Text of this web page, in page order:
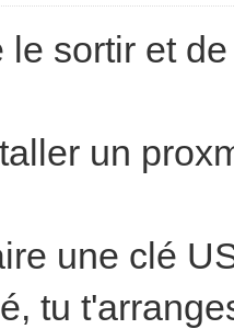
le sortir et
un
une clé
tu